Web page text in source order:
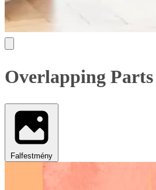
Overlapping
Falfestmény